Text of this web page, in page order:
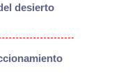
desierto